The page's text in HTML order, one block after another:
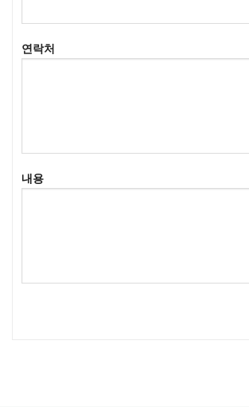
연락처
내용